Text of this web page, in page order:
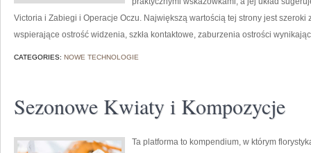
Victoria i Zabiegi i Operacje Oczu. Największą wartością tej strony jest szeroki
wspierające ostrość widzenia, szkła kontaktowe, zaburzenia ostrości
CATEGORIES: NOWE TECHNOLOGIE
Sezonowe Kwiaty i Kompozycje
Ta platforma to kompendium, w którym